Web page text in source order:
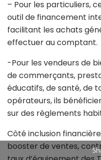
– Pour les particuliers,
outil de financement
facilitant les achats
effectuer au comptant.
-Pour les vendeurs de
de commerçants,
éducatifs, de santé, de
opérateurs, ils
sur des règlements
Côté inclusion
booster de ventes,